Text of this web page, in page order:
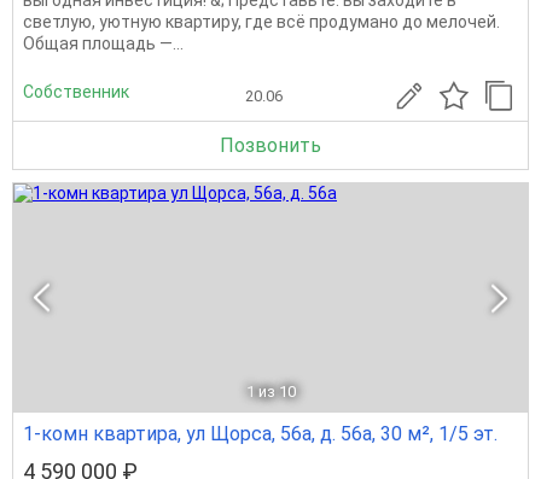
светлую, уютную квартиру, где всё продумано до мелочей.
Общая площадь —...
Собственник 20.06
Позвонить
1 из 10
1-комн квартира, ул Щорса, 56а, д. 56а, 30 м², 1/5 эт.
4 590 000 ₽